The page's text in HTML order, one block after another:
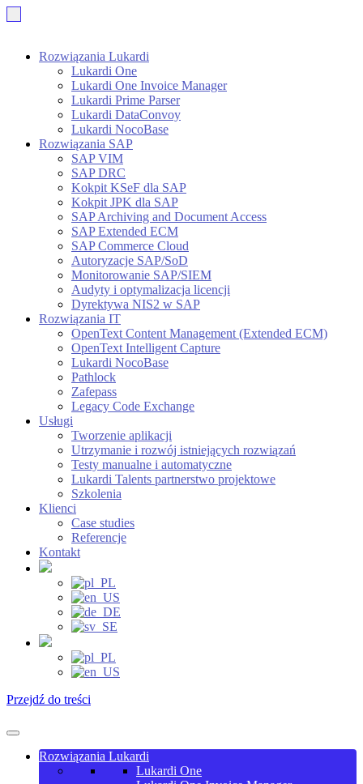
Rozwiązania Lukardi
Lukardi One
Lukardi One Invoice Manager
Lukardi Prime Parser
Lukardi DataConvoy
Lukardi NocoBase
Rozwiązania SAP
SAP VIM
SAP DRC
Kokpit KSeF dla SAP
Kokpit JPK dla SAP
SAP Archiving and Document Access
SAP Extended ECM
SAP Commerce Cloud
Autoryzacje SAP/SoD
Monitorowanie SAP/SIEM
Audyty i optymalizacja licencji
Dyrektywa NIS2 w SAP
Rozwiązania IT
OpenText Content Management (Extended ECM)
OpenText Intelligent Capture
Lukardi NocoBase
Pathlock
Zafepass
Legacy Code Exchange
Usługi
Tworzenie aplikacji
Utrzymanie i rozwój istniejących rozwiązań
Testy manualne i automatyczne
Lukardi Talents partnerstwo projektowe
Szkolenia
Klienci
Case studies
Referencje
Kontakt
Przejdź do treści
Rozwiązania Lukardi
Lukardi One